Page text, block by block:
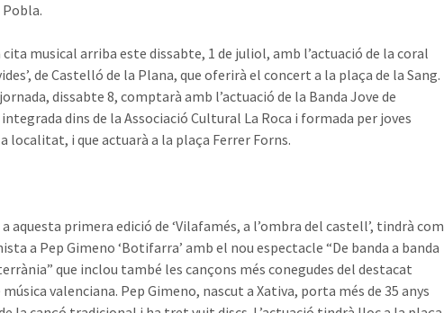
musical arriba este dissabte, 1 de juliol, amb l’actuació de la coral
de Castelló de la Plana, que oferirà el concert a la plaça de la Sang.
dissabte 8, comptarà amb l’actuació de la Banda Jove de
dins de la Associació Cultural La Roca i formada per joves
localitat, i que actuarà a la plaça Ferrer Forns.
aquesta primera edició de ‘Vilafamés, a l’ombra del castell’, tindrà com
a Pep Gimeno ‘Botifarra’ amb el nou espectacle “De banda a banda
que inclou també les cançons més conegudes del destacat
valenciana. Pep Gimeno, nascut a Xativa, porta més de 35 anys